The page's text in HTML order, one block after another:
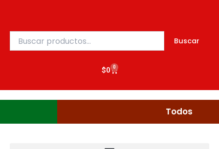
contenido
por:
Buscar
$0 0
Cart
Todos
cantidad